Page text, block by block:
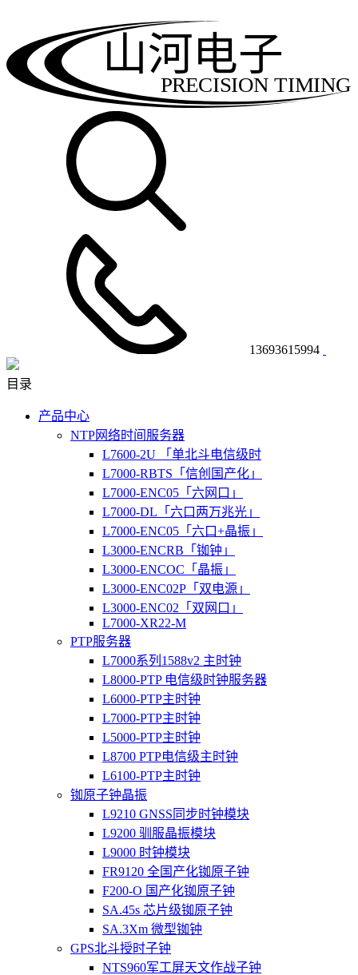
PRECISION TIMING
山河电子
13693615994
目录
产品中心
NTP网络时间服务器
L7600-2U 「单北斗电信级时
L7000-RBTS「信创国产化」
L7000-ENC05「六网口」
L7000-DL「六口两万兆光」
L7000-ENC05「六口+晶振」
L3000-ENCRB「铷钟」
L3000-ENCOC「晶振」
L3000-ENC02P「双电源」
L3000-ENC02「双网口」
L7000-XR22-M
PTP服务器
L7000系列1588v2 主时钟
L8000-PTP 电信级时钟服务器
L6000-PTP主时钟
L7000-PTP主时钟
L5000-PTP主时钟
L8700 PTP电信级主时钟
L6100-PTP主时钟
铷原子钟晶振
L9210 GNSS同步时钟模块
L9200 驯服晶振模块
L9000 时钟模块
FR9120 全国产化铷原子钟
F200-O 国产化铷原子钟
SA.45s 芯片级铷原子钟
SA.3Xm 微型铷钟
GPS北斗授时子钟
NTS960军工屏天文作战子钟